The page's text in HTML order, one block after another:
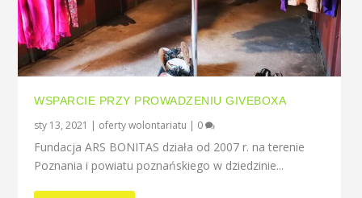
WSPARCIE PRZY PROWADZENIU GIVEBOXA
sty 13, 2021 | oferty wolontariatu | 0
Fundacja ARS BONITAS działa od 2007 r. na terenie
Poznania i powiatu poznańskiego w dziedzinie...